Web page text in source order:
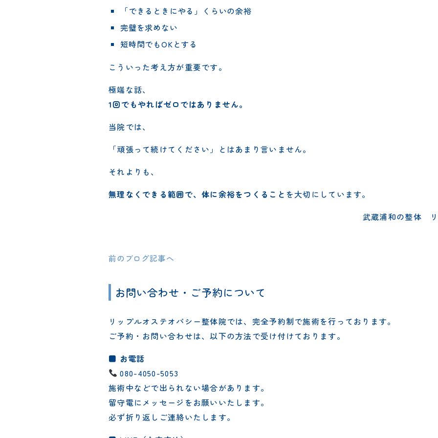
「できるときにやる」くらいの余裕
完璧を求めない
短時間でもOKとする
こういった考え方が重要です。
極端な話、
1回でもやればゼロではありません。
当院では、
「頑張って続けてください」とはあまり言いません。
それよりも、
無理なくできる範囲で、体に余裕をつくること を大切にしています。
武蔵浦和の整体
前のブログ記事へ
お問い合わせ・ご予約について
リップルオステオパシー整体院では、完全予約制で施術を行っております。
ご予約・お問い合わせは、以下の方法で受け付けております。
■ お電話
080-4050-5053
施術中などで出られない場合があります。
留守電にメッセージをお願いいたします。
必ず折り返しご連絡いたします。